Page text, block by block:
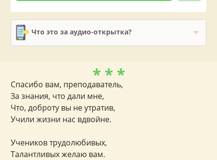
Что это за аудио-открытка?
* * *
Спасибо вам, преподаватель,
За знания, что дали мне,
Что, доброту вы не утратив,
Учили жизни нас вдвойне.
Учеников трудолюбивых,
Талантливых желаю вам.